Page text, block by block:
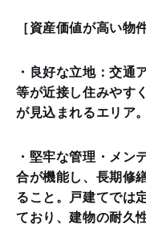
［資産価値が高い物
・良好な立地：交通
等が近接し住みやす
が見込まれるエリア。
・堅牢な管理・メン
合が機能し、長期修
ること。戸建てでは
ており、建物の耐久